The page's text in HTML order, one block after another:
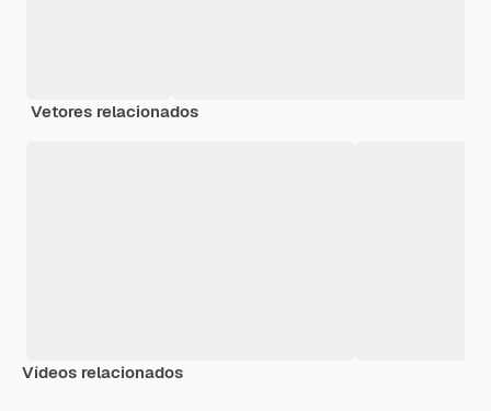
Vetores relacionados
Vídeos relacionados